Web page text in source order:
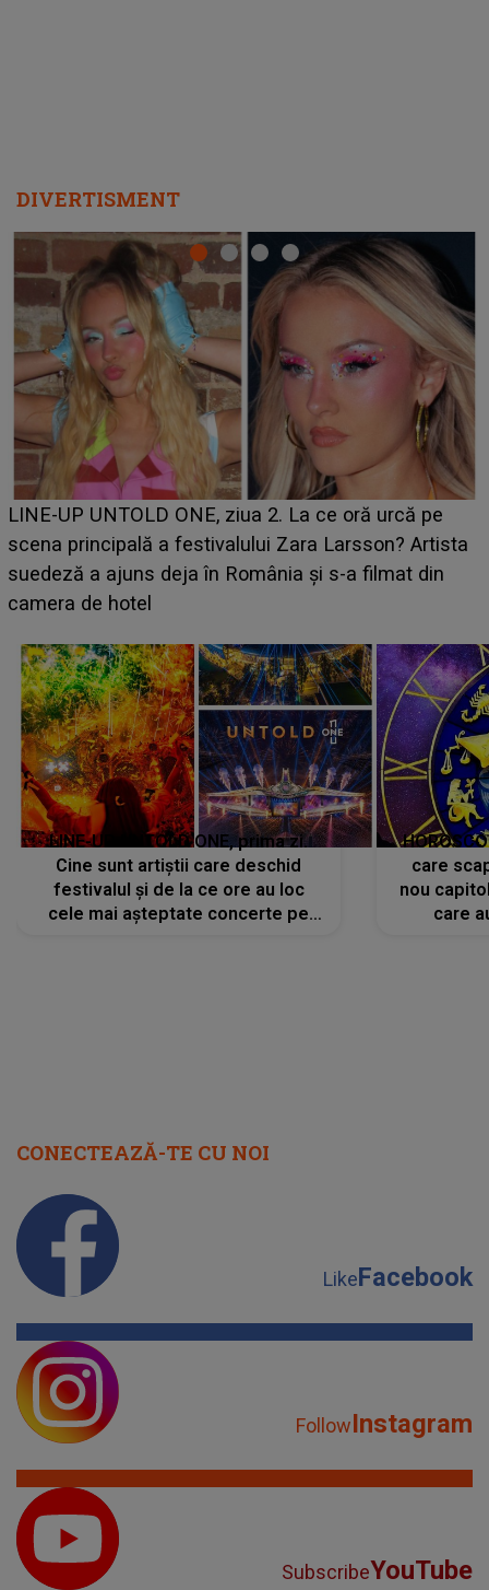
DIVERTISMENT
Ce a dezvăluit noua concurentă din "Casa Iubirii" l-a
luat prin surprindere pe Emanuel. CINE ESTE
BĂIATUL VIZAT de Alexandra?! Aflându-se în fața
faptului împlinit, A RECUNOSCUT IMEDIAT: "Am
LINE-UP UNTOLD ONE, prima zi.
Cine sunt artiștii care deschid
festivalul și de la ce ore au loc
cele mai așteptate concerte pe
care
nou
care
CONECTEAZĂ-TE CU NOI
LikeFacebook
FollowInstagram
SubscribeYouTube